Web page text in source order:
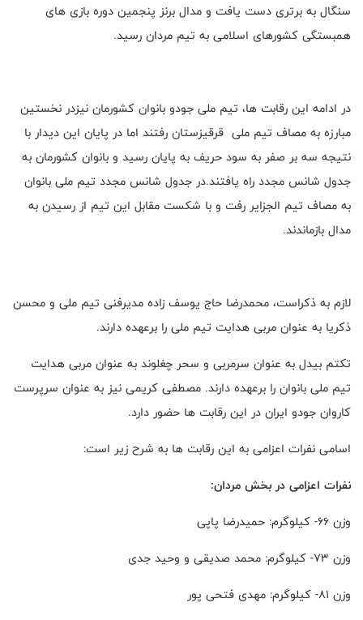
سنگال به برتری دست یافت و مدال برنز پنجمین دوره بازی های
همبستگی کشورهای اسلامی به تیم مردان رسید.
در ادامه این رقابت ها، تیم ملی جودو بانوان کشورمان نیزدر نخستین
مبارزه به مصاف تیم ملی قرقیزستان رفتند اما در پایان این دیدار با
نتیجه سه بر صفر به سود حریف به پایان رسید و بانوان کشورمان به
جدول شانس مجدد راه یافتند.در جدول شانس مجدد تیم ملی بانوان
به مصاف تیم الجزایر رفت و با شکست مقابل این تیم از رسیدن به
مدال بازماندند.
لازم به ذکراست، محمدرضا حاج ‌یوسف زاده مدیرفنی تیم ملی و محسن
ذکریا به عنوان مربی هدایت تیم ملی را برعهده دارند.
تکتم بیدل به عنوان سرمربی و سحر چغلوند به عنوان مربی هدایت
تیم ملی بانوان را برعهده دارند. مصطفی کریمی نیز به عنوان سرپرست
کاروان جودو ایران در این رقابت ها حضور دارد.
اسامی نفرات اعزامی به این رقابت ها به شرح زیر است:
نفرات اعزامی در بخش مردان:
وزن 66- کیلوگرم: حمیدرضا پاپی
وزن 73- کیلوگرم: محمد صدیقی و وحید جدی
وزن 81- کیلوگرم: مهدی فتحی پور